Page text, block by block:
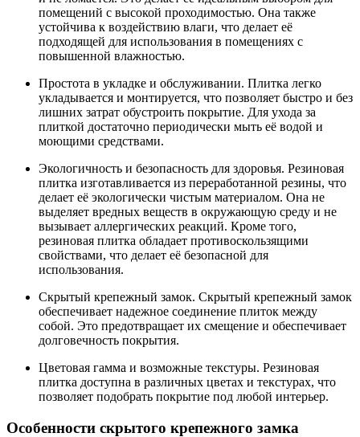
помещений с высокой проходимостью. Она также
устойчива к воздействию влаги, что делает её
подходящей для использования в помещениях с
повышенной влажностью.
Простота в укладке и обслуживании. Плитка легко
укладывается и монтируется, что позволяет быстро и без
лишних затрат обустроить покрытие. Для ухода за
плиткой достаточно периодически мыть её водой и
моющими средствами.
Экологичность и безопасность для здоровья. Резиновая
плитка изготавливается из переработанной резины, что
делает её экологически чистым материалом. Она не
выделяет вредных веществ в окружающую среду и не
вызывает аллергических реакций. Кроме того,
резиновая плитка обладает противоскользящими
свойствами, что делает её безопасной для
использования.
Скрытый крепежный замок. Скрытый крепежный замок
обеспечивает надежное соединение плиток между
собой. Это предотвращает их смещение и обеспечивает
долговечность покрытия.
Цветовая гамма и возможные текстуры. Резиновая
плитка доступна в различных цветах и текстурах, что
позволяет подобрать покрытие под любой интерьер.
Особенности скрытого крепежного замка